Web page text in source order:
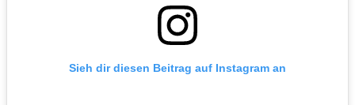
Sieh dir diesen Beitrag auf Instagram an